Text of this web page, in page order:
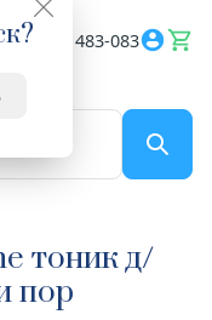
? 8182 483-083
тоник д/
пор